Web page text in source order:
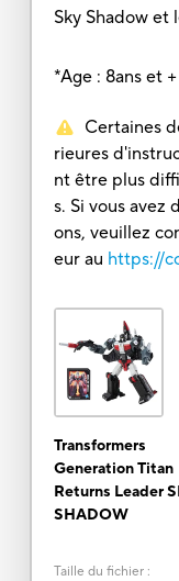
Sky Shadow et
*Age : 8ans et +
Certaines
rieures
nt être plus
s. Si vous avez
ons, veuillez
eur au https://
Transformers
Generation Titan
Returns Leader
SHADOW
Taille du fichier: